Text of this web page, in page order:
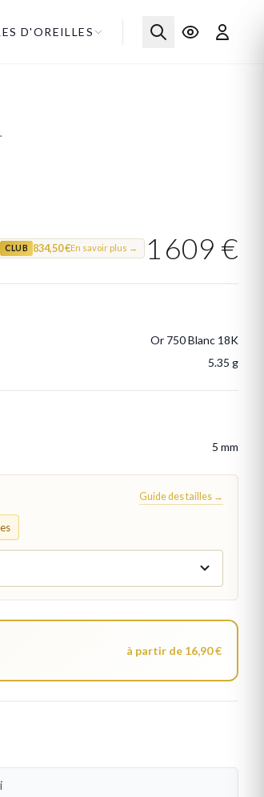
D'OREILLES
CLUB 834,50 €En savoir plus → 1 609 €
Or 750 Blanc 18K
5.35 g
5 mm
Guide des tailles →
à partir de 16,90 €